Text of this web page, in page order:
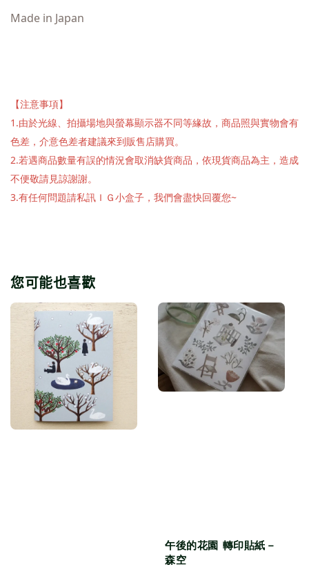
Made in Japan
【注意事項】
1.由於光線、拍攝場地與螢幕顯示器不同等緣故，商品照與實物會有
色差，介意色差者建議來到販售店購買。
2.若遇商品數量有誤的情況會取消缺貨商品，依現貨商品為主，造成
不便敬請見諒謝謝。
3.有任何問題請私訊ＩＧ小盒子，我們會盡快回覆您~
您可能也喜歡
午後的花園 轉印貼紙－
森空